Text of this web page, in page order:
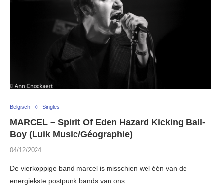
Belgisch Singles
MARCEL – Spirit Of Eden Hazard Kicking Ball-
Boy (Luik Music/Géographie)
04/12/2024
De vierkoppige band marcel is misschien wel één van de
energiekste postpunk bands van ons …